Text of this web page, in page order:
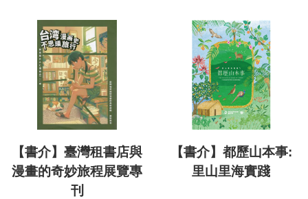
【書介】臺灣租書店與
漫畫的奇妙旅程展覽專
刊
【書介】都歷山本事:
里山里海實踐